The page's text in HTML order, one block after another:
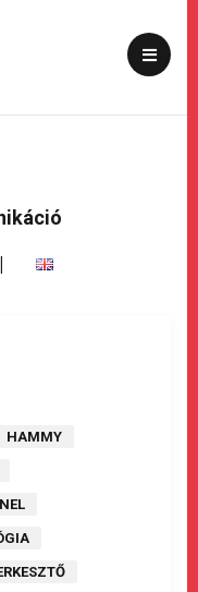
|
HAMMY